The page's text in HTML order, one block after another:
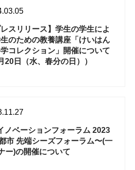
レスリリース】学生の学生によ
のための教養講座「けいはん
コレクション」開催について
20日（水、春分の日））
ノベーションフォーラム 2023
市 先端シーズフォーラム〜(一
ー)の開催について